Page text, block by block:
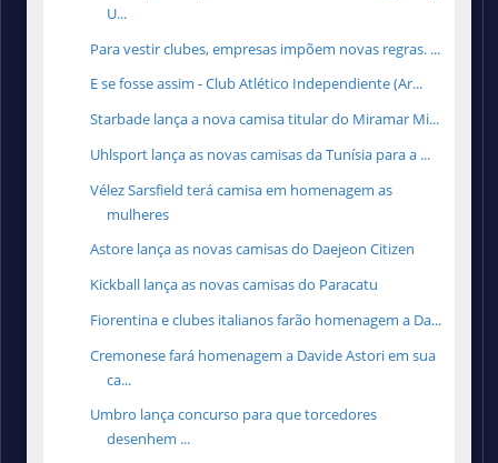
U...
Para vestir clubes, empresas impõem novas regras. ...
E se fosse assim - Club Atlético Independiente (Ar...
Starbade lança a nova camisa titular do Miramar Mi...
Uhlsport lança as novas camisas da Tunísia para a ...
Vélez Sarsfield terá camisa em homenagem as
mulheres
Astore lança as novas camisas do Daejeon Citizen
Kickball lança as novas camisas do Paracatu
Fiorentina e clubes italianos farão homenagem a Da...
Cremonese fará homenagem a Davide Astori em sua
ca...
Umbro lança concurso para que torcedores
desenhem ...